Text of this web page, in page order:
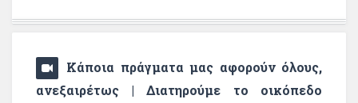
Κάποια πράγματα μας αφορούν όλους,
ανεξαιρέτως | Διατηρούμε το οικόπεδο